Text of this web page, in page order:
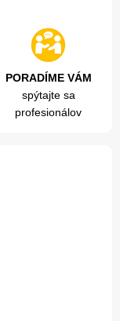
PORADÍME VÁM
spýtajte sa
profesionálov